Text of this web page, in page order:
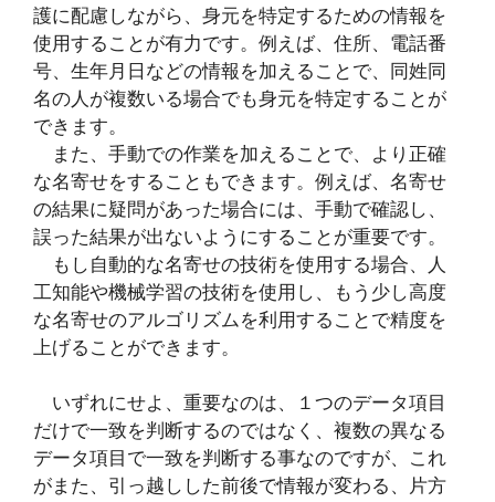
護に配慮しながら、身元を特定するための情報を
使用することが有力です。例えば、住所、電話番
号、生年月日などの情報を加えることで、同姓同
名の人が複数いる場合でも身元を特定することが
できます。
また、手動での作業を加えることで、より正確
な名寄せをすることもできます。例えば、名寄せ
の結果に疑問があった場合には、手動で確認し、
誤った結果が出ないようにすることが重要です。
もし自動的な名寄せの技術を使用する場合、人
工知能や機械学習の技術を使用し、もう少し高度
な名寄せのアルゴリズムを利用することで精度を
上げることができます。
いずれにせよ、重要なのは、１つのデータ項目
だけで一致を判断するのではなく、複数の異なる
データ項目で一致を判断する事なのですが、これ
がまた、引っ越しした前後で情報が変わる、片方